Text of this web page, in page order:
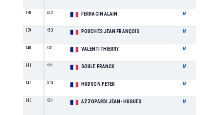
138 462 FERRACIN ALAIN M
139 463 POUCHES JEAN FRANÇOIS M
140 631 VALENTI THIERRY M
141 444 SOULE FRANCK M
142 513 HUDSON PETER M
143 404 AZZOPARDI JEAN-HUGUES M